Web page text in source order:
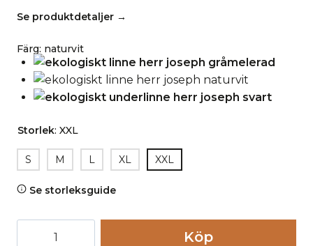
Se produktdetaljer →
Färg: naturvit
Storlek: XXL
S M L XL XXL
Se storleksguide
Köp